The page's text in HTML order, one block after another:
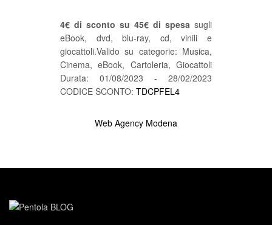
4€ di sconto su 45€ di spesa sugli
eBook, dvd, blu-ray, cd, vinili e
giocattoli.Valido su categorie: Musica,
Cinema, eBook, Cartoleria, Giocattoli
Durata: 01/08/2023 - 28/02/2023
CODICE SCONTO: TDCPFEL4
Web Agency Modena